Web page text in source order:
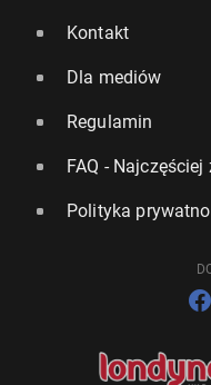
Kontakt
Dla mediów
Regulamin
FAQ -
Polityka